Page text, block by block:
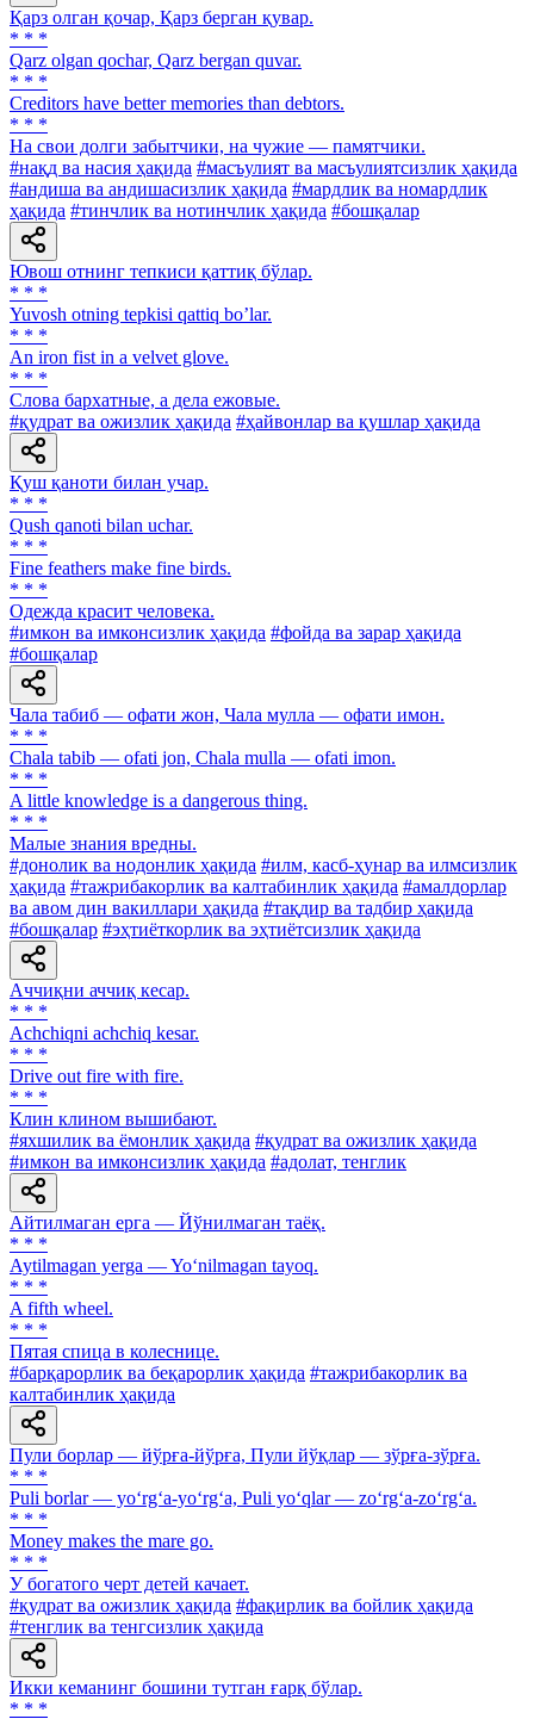
Қарз олган қочар, Қарз берган қувар.
* * *
Qarz olgan qochar, Qarz bergan quvar.
* * *
Creditors have better memories than debtors.
* * *
Ha свои долги забытчики, на чужие — памятчики.
#нақд ва насия ҳақида #масъулият ва масъулиятсизлик ҳақида
#андиша ва андишасизлик ҳақида #мардлик ва номардлик
ҳақида #тинчлик ва нотинчлик ҳақида #бошқалар
Ювош отнинг тепкиси қаттиқ бўлар.
* * *
Yuvosh otning tepkisi qattiq boʼlar.
* * *
An iron fist in a velvet glove.
* * *
Слова бархатные, а дела ежовые.
#қудрат ва ожизлик ҳақида #ҳайвонлар ва қушлар ҳақида
Қуш қаноти билан учар.
* * *
Qush qanoti bilan uchar.
* * *
Fine feathers make fine birds.
* * *
Одежда красит человека.
#имкон ва имконсизлик ҳақида #фойда ва зарар ҳақида
#бошқалар
Чала табиб — офати жон, Чала мулла — офати имон.
* * *
Chala tabib — ofati jon, Chala mulla — ofati imon.
* * *
A little knowledge is a dangerous thing.
* * *
Малые знания вредны.
#донолик ва нодонлик ҳақида #илм, касб-ҳунар ва илмсизлик
ҳақида #тажрибакорлик ва калтабинлик ҳақида #амалдорлар
ва авом дин вакиллари ҳақида #тақдир ва тадбир ҳақида
#бошқалар #эҳтиёткорлик ва эҳтиётсизлик ҳақида
Аччиқни аччиқ кесар.
* * *
Achchiqni achchiq kesar.
* * *
Drive out fire with fire.
* * *
Клин клином вышибают.
#яхшилик ва ёмонлик ҳақида #қудрат ва ожизлик ҳақида
#имкон ва имконсизлик ҳақида #адолат, тенглик
Айтилмаган ерга — Йўнилмаган таёқ.
* * *
Aytilmagan yerga — Yo‘nilmagan tayoq.
* * *
A fifth wheel.
* * *
Пятая спица в колеснице.
#барқарорлик ва беқарорлик ҳақида #тажрибакорлик ва
калтабинлик ҳақида
Пули борлар — йўрға-йўрға, Пули йўқлар — зўрға-зўрға.
* * *
Puli borlar — yo‘rg‘a-yo‘rg‘a, Puli yo‘qlar — zo‘rg‘a-zo‘rg‘a.
* * *
Money makes the mare go.
* * *
У богатого черт детей качает.
#қудрат ва ожизлик ҳақида #фақирлик ва бойлик ҳақида
#тенглик ва тенгсизлик ҳақида
Икки кеманинг бошини тутган ғарқ бўлар.
* * *